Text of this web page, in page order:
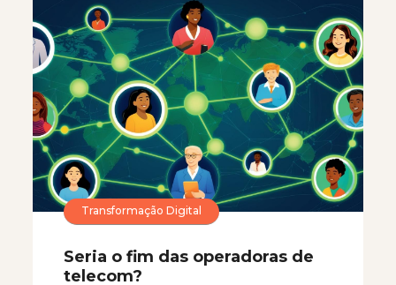
Transformação Digital
Seria o fim das operadoras de
telecom?